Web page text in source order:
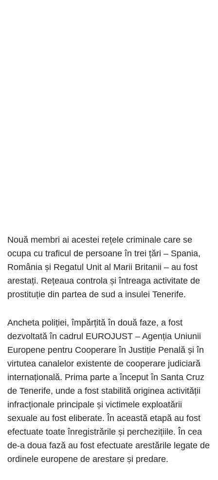
Nouă membri ai acestei rețele criminale care se
ocupa cu traficul de persoane în trei țări – Spania,
România și Regatul Unit al Marii Britanii – au fost
arestați. Rețeaua controla și întreaga activitate de
prostituție din partea de sud a insulei Tenerife.
Ancheta poliției, împărțită în două faze, a fost
dezvoltată în cadrul EUROJUST – Agenția Uniunii
Europene pentru Cooperare în Justiție Penală și în
virtutea canalelor existente de cooperare judiciară
internațională. Prima parte a început în Santa Cruz
de Tenerife, unde a fost stabilită originea activității
infracționale principale și victimele exploatării
sexuale au fost eliberate. În această etapă au fost
efectuate toate înregistrările și perchezițiile. În cea
de-a doua fază au fost efectuate arestările legate de
ordinele europene de arestare și predare.